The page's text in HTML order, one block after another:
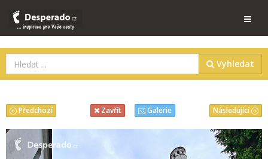
Vyhledat
Následující
Předchozí Zavřít Galerie